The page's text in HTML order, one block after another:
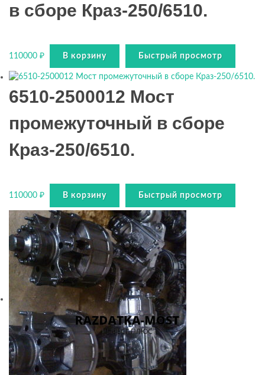
в сборе Краз-250/6510.
110000 ₽ В корзину Быстрый просмотр
6510-2500012 Мост
промежуточный в сборе
Краз-250/6510.
110000 ₽ В корзину Быстрый просмотр